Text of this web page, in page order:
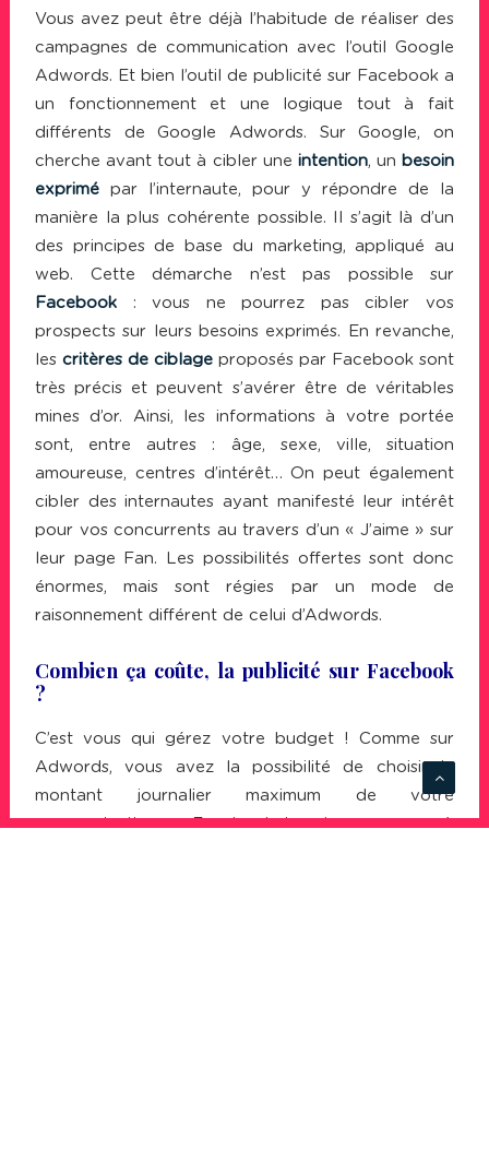
Vous avez peut être déjà l’habitude de réaliser des
campagnes de communication avec l’outil Google
Adwords. Et bien l’outil de publicité sur Facebook a
un fonctionnement et une logique tout à fait
différents de Google Adwords. SurGoogle, on
cherche avant tout à cibler une intention, un besoin
exprimé par l’internaute, pour y répondre de la
manière la plus cohérente possible. Il s’agit là d’un
des principes de base du marketing, appliqué au
web. Cette démarche n’est pas possible sur
Facebook : vous ne pourrez pas cibler vos
prospects sur leurs besoins exprimés. En revanche,
les critères de ciblage proposés par Facebook sont
très précis et peuvent s’avérer être de véritables
mines d’or. Ainsi, les informations à votre portée
sont, entre autres : âge, sexe, ville, situation
amoureuse, centres d’intérêt… On peut également
cibler des internautes ayant manifesté leur intérêt
pour vos concurrents au travers d’un « J’aime » sur
leur page Fan. Les possibilités offertes sont donc
énormes, mais sont régies par un mode de
raisonnement différent de celui d’Adwords.
Combien ça coûte, la publicité sur Facebook
?
C’est vous qui gérez votre budget ! Comme sur
Adwords, vous avez la possibilité de choisir le
montant journalier maximum de votre
communication sur Facebook. La mise commence à